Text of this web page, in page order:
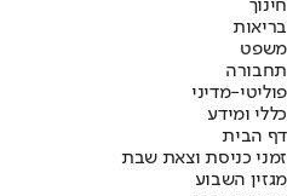
חינוך
בריאות
משפט
תחבורה
פוליטי-מדיני
כללי ומידע
דף הבית
זמני כניסת וצאת שבת
מגזין השבוע